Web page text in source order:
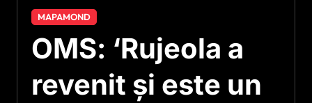
MAPAMOND
OMS: ‘Rujeola a
revenit și este un